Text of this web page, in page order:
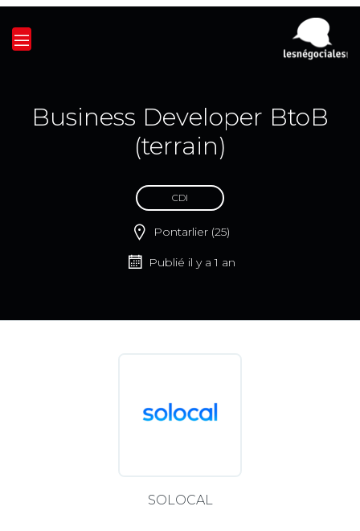
Business Developer BtoB
(terrain)
CDI
Pontarlier (25)
Publié il y a 1 an
SOLOCAL